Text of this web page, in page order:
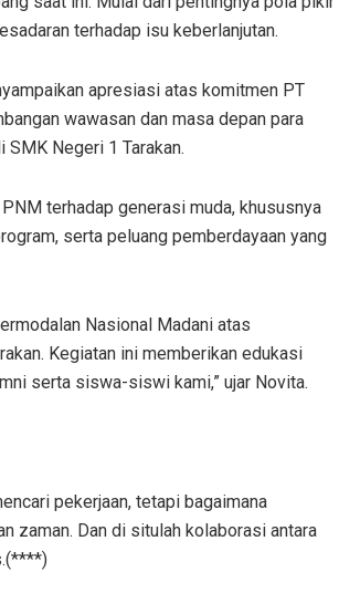
terhadap isu keberlanjutan.
apresiasi atas komitmen PT
wawasan dan masa depan para
Negeri 1 Tarakan.
terhadap generasi muda, khususnya
serta peluang pemberdayaan yang
Nasional Madani atas
Kegiatan ini memberikan edukasi
serta siswa-siswi kami,” ujar Novita.
pekerjaan, tetapi bagaimana
zaman. Dan di situlah kolaborasi antara